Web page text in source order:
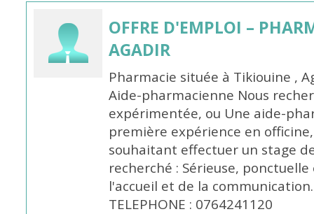
OFFRE D'EMPLOI –
AGADIR
Pharmacie située à Tikiouine ,
Aide-pharmacienne Nous
expérimentée, ou Une aide-
première expérience en
souhaitant effectuer un stage
recherché : Sérieuse,
l'accueil et de la
TELEPHONE : 0764241120